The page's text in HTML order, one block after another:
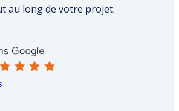
au long de votre projet.